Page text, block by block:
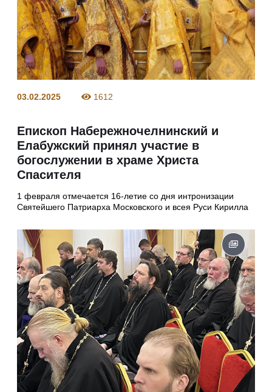
03.02.2025 1612
Епископ Набережночелнинский и
Елабужский принял участие в
богослужении в храме Христа
Спасителя
1 февраля отмечается 16-летие со дня интронизации
Святейшего Патриарха Московского и всея Руси Кирилла